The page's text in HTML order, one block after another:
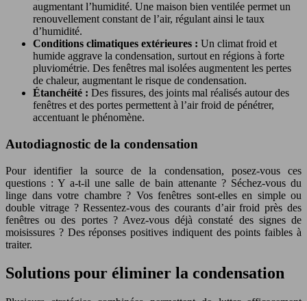
augmentant l’humidité. Une maison bien ventilée permet un
renouvellement constant de l’air, régulant ainsi le taux
d’humidité.
Conditions climatiques extérieures : Un climat froid et
humide aggrave la condensation, surtout en régions à forte
pluviométrie. Des fenêtres mal isolées augmentent les pertes
de chaleur, augmentant le risque de condensation.
Étanchéité : Des fissures, des joints mal réalisés autour des
fenêtres et des portes permettent à l’air froid de pénétrer,
accentuant le phénomène.
Autodiagnostic de la condensation
Pour identifier la source de la condensation, posez-vous ces
questions : Y a-t-il une salle de bain attenante ? Séchez-vous du
linge dans votre chambre ? Vos fenêtres sont-elles en simple ou
double vitrage ? Ressentez-vous des courants d’air froid près des
fenêtres ou des portes ? Avez-vous déjà constaté des signes de
moisissures ? Des réponses positives indiquent des points faibles à
traiter.
Solutions pour éliminer la condensation